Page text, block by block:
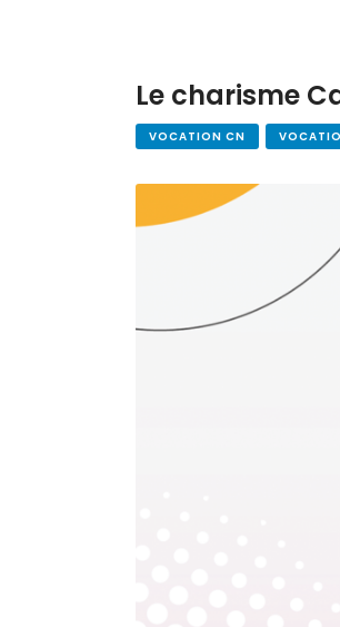
Le charisme
VOCATION CN